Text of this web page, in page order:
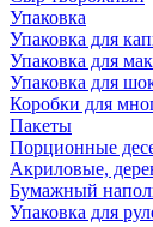
Упаковка
Упаковка для
Упаковка для
Упаковка для
Коробки для
Пакеты
Порционные
Акриловые,
Бумажный
Упаковка для